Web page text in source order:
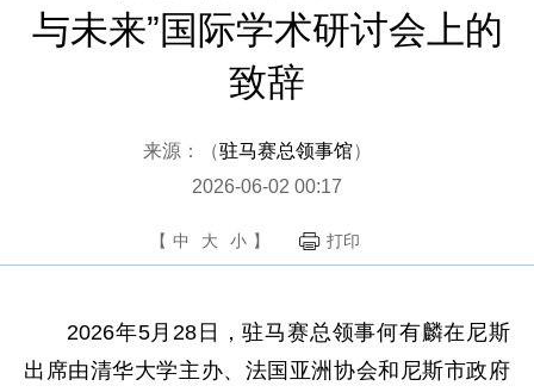
与未来”国际学术研讨会上的
致辞
来源：（驻马赛总领事馆）
2026-06-02 00:17
【 中 大 小 】 打印
2026年5月28日，驻马赛总领事何有麟在尼斯
出席由清华大学主办、法国亚洲协会和尼斯市政府